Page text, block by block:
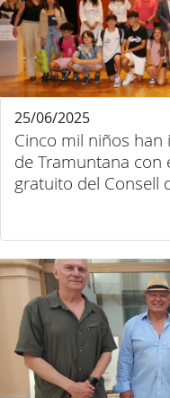
Cinco mil niños han
de Tramuntana con
gratuito del Consell
25/06/2025